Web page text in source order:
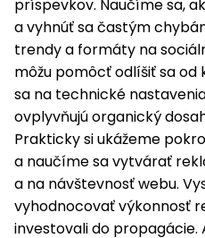
príspevkov. Naučíme sa,
a vyhnúť sa častým
trendy a formáty na
môžu pomôcť odlíšiť sa od
sa na technické
ovplyvňujú organický
Prakticky si ukážeme
a naučíme sa vytvárať
a na návštevnosť webu.
vyhodnocovať výkonnosť
investovali do